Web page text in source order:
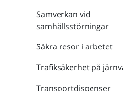
Samverkan vid
samhällsstörningar
Säkra resor i arbetet
Trafiksäkerhet på
Transportdispenser